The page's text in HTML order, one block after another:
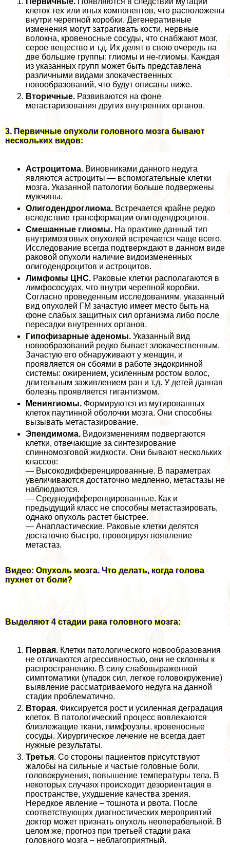
клеток тех или иных компонентов, что расположены
внутри черепной коробки. Дегенеративные
изменения могут затрагивать кости, нервные
волокна, кровеносные сосуды, что снабжают мозг,
серое вещество и т.д. Их делят в свою очередь на
две большие группы: глиомы и не-глиомы. Каждая
из указанных групп может быть представлена
различными видами злокачественных
новообразований, что будут описаны ниже.
Вторичные. Развиваются на фоне
метастаризования других внутренних органов.
3. Первичные опухоли головного мозга бывают
нескольких видов:
Астроцитома. Виновниками данного недуга
являются астроциты — вспомогательные клетки
мозга. Указанной патологии больше подвержены
мужчины.
Олигодендроглиома. Встречается крайне редко
вследствие трaнcформации олигодендроцитов.
Смешанные глиомы. На пpaктике данный тип
внутримозговых опухолей встречается чаще всего.
Исследование всегда подтверждают в данном виде
paковой опухоли наличие видоизмененных
олигодендроцитов и астроцитов.
Лимфомы ЦНС. Раковые клетки располагаются в
лимфососудах, что внутри черепной коробки.
Согласно проведенным исследованиям, указанный
вид опухолей ГМ зачастую имеет место быть на
фоне слабых защитных сил организма либо после
пересадки внутренних органов.
Гипофизарные аденомы. Указанный вид
новообразований редко бывает злокачественным.
Зачастую его обнаруживают у женщин, и
проявляется он сбоями в работе эндокринной
системы: ожирением, усиленным ростом волос,
длительным заживлением ран и т.д. У детей данная
болезнь проявляется гигантизмом.
Менингиомы. Формируются из мутированных
клеток паутинной оболочки мозга. Они способны
вызывать метастазирование.
Эпендимома. Видоизменениям подвергаются
клетки, отвечающие за синтезирование
спинномозговой жидкости. Они бывают нескольких
классов:
— Высокодифференцированные. В параметрах
увеличиваются достаточно медленно, метастазы не
наблюдаются.
— Среднедифференцированные. Как и
предыдущий класс не способны метастазировать,
однако опухоль растет быстрее.
— Анапластические. Раковые клетки делятся
достаточно быстро, провоцируя появление
метастаз.
Видео: Опухоль мозга. Что делать, когда голова
пухнет от боли?
Выделяют 4 стадии paка головного мозга:
Первая. Клетки патологического новообразования
не отличаются агрессивностью, они не склонны к
распространению. В силу слабовыраженной
симптоматики (упадок сил, легкое головокружение)
выявление рассматриваемого недуга на данной
стадии проблематично.
Вторая. Фиксируется рост и усиленная деградация
клеток. В патологический процесс вовлекаются
близлежащие ткани, лимфоузлы, кровеносные
сосуды. Хирургическое лечение не всегда дает
нужные результаты.
Третья. Со стороны пациентов присутствуют
жалобы на сильные и частые головные боли,
головокружения, повышение температуры тела. В
некоторых случаях происходит дезориентация в
прострaнcтве, ухудшение качества зрения.
Нередкое явление – тошнота и рвота. После
соответствующих диагностических мероприятий
доктор может признать опухоль неоперабельной. В
целом же, прогноз при третьей стадии paка
головного мозга – нeблагоприятный.